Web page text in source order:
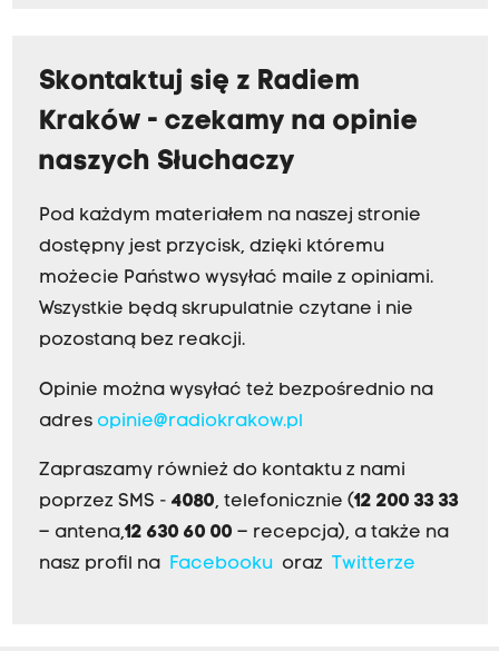
Skontaktuj się z Radiem
Kraków - czekamy na opinie
naszych Słuchaczy
Pod każdym materiałem na naszej stronie
dostępny jest przycisk, dzięki któremu
możecie Państwo wysyłać maile z opiniami.
Wszystkie będą skrupulatnie czytane i nie
pozostaną bez reakcji.
Opinie można wysyłać też bezpośrednio na
adres opinie@radiokrakow.pl
Zapraszamy również do kontaktu z nami
poprzez SMS - 4080, telefonicznie (12 200 33 33
– antena,12 630 60 00 – recepcja), a także na
nasz profil na
Facebookuoraz Twitterze